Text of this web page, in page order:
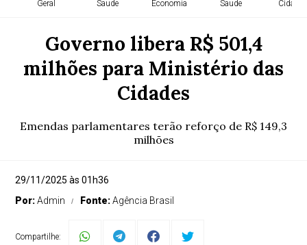
Geral Saude Economia Saude Cidades
Governo libera R$ 501,4
milhões para Ministério das
Cidades
Emendas parlamentares terão reforço de R$ 149,3
milhões
29/11/2025 às 01h36
Por:Admin Fonte:Agência Brasil
Compartilhe: